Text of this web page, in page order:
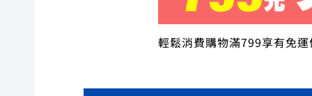
輕鬆消費購物滿799享有免